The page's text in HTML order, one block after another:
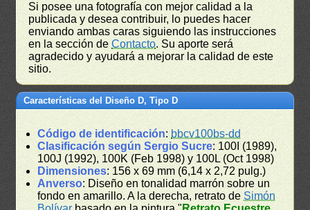
Si posee una fotografía con mejor calidad a la
publicada y desea contribuir, lo puedes hacer
enviando ambas caras siguiendo las instrucciones
en la sección deContacto. Su aporte será
agradecido y ayudará a mejorar la calidad de este
sitio.
Características del Diseño D, Tipo D
Código de identificación: bbcv100bs-dd
Clasificación según Sergio Sucre: 100I (1989),
100J (1992), 100K (Feb 1998) y 100L (Oct 1998)
Dimensiones: 156 x 69 mm (6,14 x 2,72 pulg.)
Anverso: Diseño en tonalidad marrón sobre un
fondo en amarillo. A la derecha, retrato de Simón